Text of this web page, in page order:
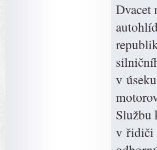
Dvacet
v
Službu
v řidiči